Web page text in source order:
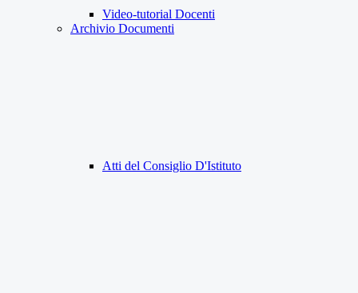
Video-tutorial Docenti
Archivio Documenti
Atti del Consiglio D'Istituto